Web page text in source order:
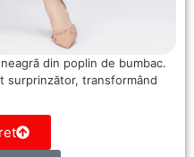
din poplin de bumbac.
surprinzător, transformând